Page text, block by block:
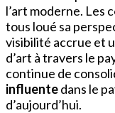
l’art moderne. Les
tous loué sa
visibilité accrue et
d’art à travers le
continue de
influentedans le
d’aujourd’hui.